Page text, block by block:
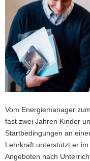
v
i
g
a
t
i
o
Vom Energiemanager
fast zwei Jahren Kinder
Startbedingungen an
Lehrkraft unterstützt er
Angeboten nach